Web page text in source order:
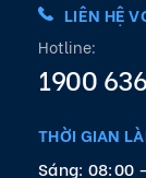
LIÊN HỆ
Hotline:
1900
THỜI GIAN
Sáng: 08:00